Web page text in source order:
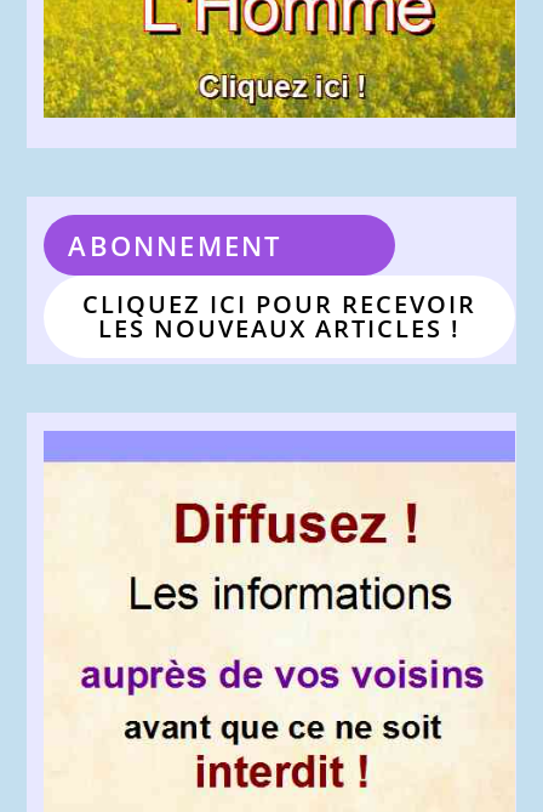
ABONNEMENT
CLIQUEZ ICI POUR RECEVOIR
LES NOUVEAUX ARTICLES !